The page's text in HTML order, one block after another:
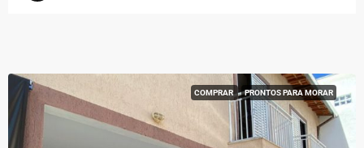
COMPRAR PRONTOS PARA MORAR